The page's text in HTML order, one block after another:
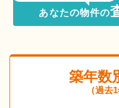
あなたの物件の
築年数
（過去